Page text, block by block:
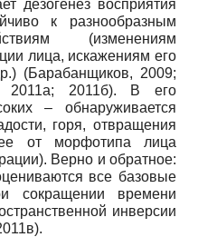
дезогенез восприятия
к разнообразным
(изменениям
лица, искажениям его
(Барабанщиков, 2009;
2011а; 2011б). В его
– обнаруживается
горя, отвращения
от морфотипа лица
Верно и обратное:
все базовые
сокращении времени
инверсии